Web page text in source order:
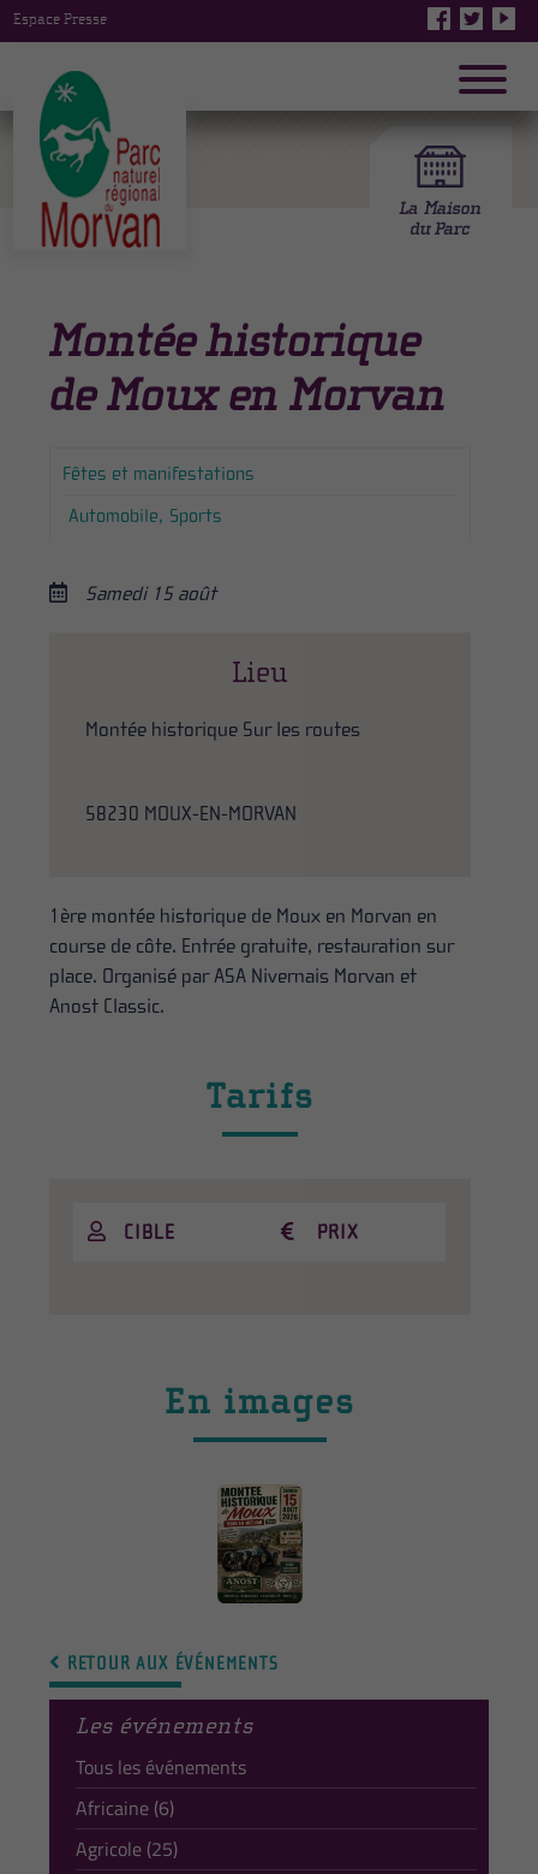
Espace Presse
Les événements
Tous les événements
Africaine (6)
Agricole (25)
Montée historique
de Moux en Morvan
Fêtes et manifestations
Automobile
Sports
Samedi 15 août
Lieu
Montée historique Sur les routes
58230 MOUX-EN-MORVAN
1ère montée historique de Moux en Morvan en
course de côte. Entrée gratuite, restauration sur
place. Organisé par ASA Nivernais Morvan et
Anost Classic.
Tarifs
CIBLE PRIX
En images
RETOUR AUX ÉVÉNEMENTS